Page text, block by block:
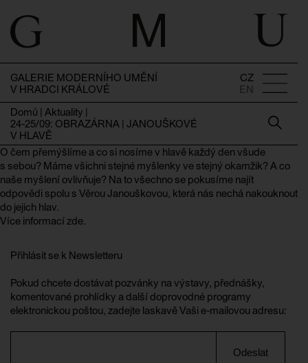
GALERIE MODERNÍHO UMĚNÍ
V HRADCI KRÁLOVÉ
CZ
EN
Domů | Aktuality |
24-25/09: OBRAZÁRNA | JANOUŠKOVÉ
V HLAVĚ
O čem přemýšlíme a co si nosíme v hlavě každý den všude
s sebou? Máme všichni stejné myšlenky ve stejný okamžik? A co
naše myšlení ovlivňuje? Na to všechno se pokusíme najít
odpovědi spolu s Věrou Janouškovou, která nás nechá nakouknout
do jejich hlav.
Více informací zde.
Přihlásit se k Newsletteru
Pokud chcete dostávat pozvánky na výstavy, přednášky,
komentované prohlídky a další doprovodné programy
elektronickou poštou, zadejte laskavě Vaši e-mailovou adresu:
Odeslat